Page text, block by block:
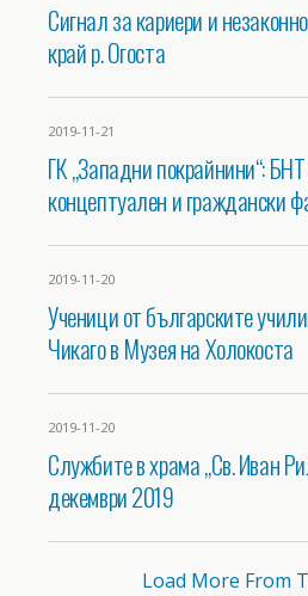
Сигнал за кариери и
край р. Огоста
2019-11-21
ГК „Западни покрайнини“:
концептуален и граждански
2019-11-20
Ученици от българските
Чикаго в Музея на Холокоста
2019-11-20
Службите в храма „Св. Иван
декември 2019
Load More From